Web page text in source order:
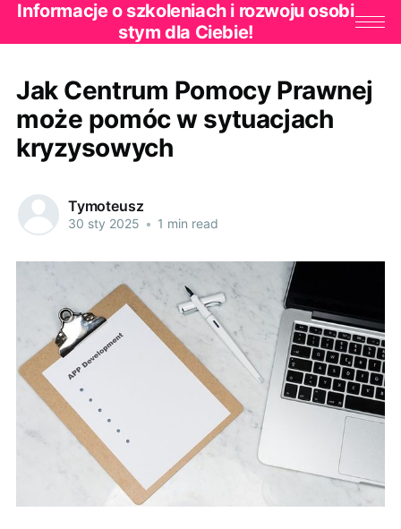
Informacje o szkoleniach i rozwoju osobi
stym dla Ciebie!
Jak Centrum Pomocy Prawnej
może pomóc w sytuacjach
kryzysowych
Tymoteusz
30 sty 2025 • 1 min read